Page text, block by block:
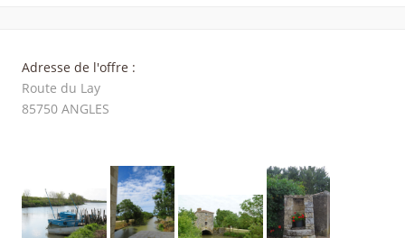
Adresse de l'offre :
Route du Lay
85750 ANGLES